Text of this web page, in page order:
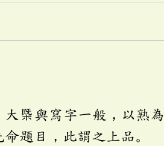
㮣與寫字一般，以熟為
題目，此謂之上品。